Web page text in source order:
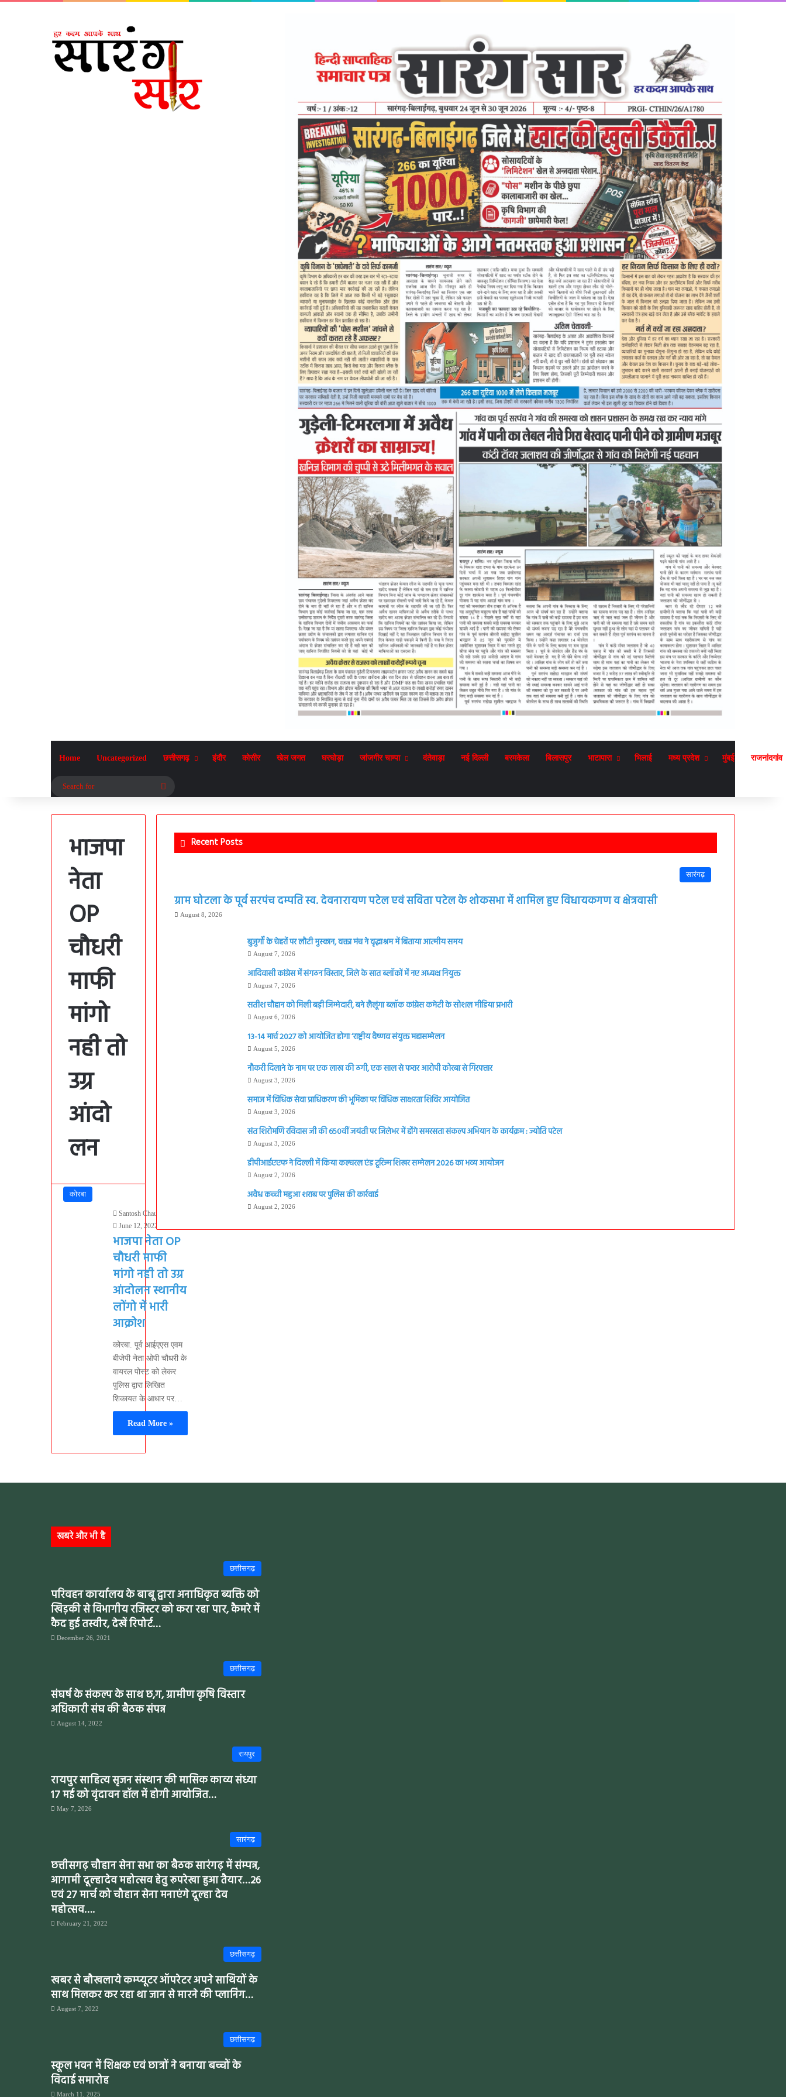
Home Uncategorized छत्तीसगढ़ इंदौर कोसीर खेल जगत घरघोड़ा जांजगीर चाम्पा दंतेवाड़ा नई दिल्ली बरमकेला बिलासपुर भाटापारा भिलाई मध्य प्रदेश मुंबई राजनांदगांव
Search
भाजपा
नेता
OP
चौधरी
माफी
मांगो
नही तो
उग्र
आंदो
लन
कोरबा
Santosh Chauhan
June 12, 2022
भाजपा नेता OP
चौधरी माफी
मांगो नही तो उग्र
आंदोलन स्थानीय
लोंगो में भारी
आक्रोश
कोरबा. पूर्व आईएएस एवम
बीजेपी नेता ओपी चौधरी के
वायरल पोस्ट को लेकर
पुलिस द्वारा लिखित
शिकायत के आधार पर…
Read More »
Recent Posts
सारंगढ़
ग्राम घोटला के पूर्व सरपंच दम्पति स्व. देवनारायण पटेल एवं सविता पटेल के शोकसभा में शामिल हुए विधायकगण व क्षेत्रवासी
August 8, 2026
बुजुर्गों के चेहरों पर लौटी मुस्कान, वक्ता मंच ने वृद्धाश्रम में बिताया आत्मीय समय
August 7, 2026
आदिवासी कांग्रेस में संगठन विस्तार, जिले के सात ब्लॉकों में नए अध्यक्ष नियुक्त
August 7, 2026
सतीश चौहान को मिली बड़ी जिम्मेदारी, बने लैलूंगा ब्लॉक कांग्रेस कमेटी के सोशल मीडिया प्रभारी
August 6, 2026
13-14 मार्च 2027 को आयोजित होगा ‘राष्ट्रीय वैष्णव संयुक्त महासम्मेलन
August 5, 2026
नौकरी दिलाने के नाम पर एक लाख की ठगी, एक साल से फरार आरोपी कोरबा से गिरफ्तार
August 3, 2026
समाज में विधिक सेवा प्राधिकरण की भूमिका पर विधिक साक्षरता शिविर आयोजित
August 3, 2026
संत शिरोमणि रविदास जी की 650वीं जयंती पर जिलेभर में होंगे समरसता संकल्प अभियान के कार्यक्रम : ज्योति पटेल
August 3, 2026
डीपीआईएएफ ने दिल्ली में किया कल्चरल एंड टूरिज्म शिखर सम्मेलन 2026 का भव्य आयोजन
August 2, 2026
अवैध कच्ची महुआ शराब पर पुलिस की कार्रवाई
August 2, 2026
खबरे और भी है
छत्तीसगढ़
परिवहन कार्यालय के बाबू द्वारा अनाधिकृत ब्यक्ति को
खिड़की से विभागीय रजिस्टर को करा रहा पार, कैमरे में
कैद हुई तस्वीर, देखें रिपोर्ट…
December 26, 2021
छत्तीसगढ़
संघर्ष के संकल्प के साथ छ,ग, ग्रामीण कृषि विस्तार
अधिकारी संघ की बैठक संपन्न
August 14, 2022
रायपुर
रायपुर साहित्य सृजन संस्थान की मासिक काव्य संध्या
17 मई को वृंदावन हॉल में होगी आयोजित…
May 7, 2026
सारंगढ़
छत्तीसगढ़ चौहान सेना सभा का बैठक सारंगढ़ में संम्पन्न,
आगामी दूल्हादेव महोत्सव हेतु रूपरेखा हुआ तैयार…26
एवं 27 मार्च को चौहान सेना मनाएंगे दूल्हा देव
महोत्सव….
February 21, 2022
छत्तीसगढ़
खबर से बौखलाये कम्प्यूटर ऑपरेटर अपने साथियों के
साथ मिलकर कर रहा था जान से मारने की प्लानिंग…
August 7, 2022
छत्तीसगढ़
स्कूल भवन में शिक्षक एवं छात्रों ने बनाया बच्चों के
विदाई समारोह
March 11, 2025